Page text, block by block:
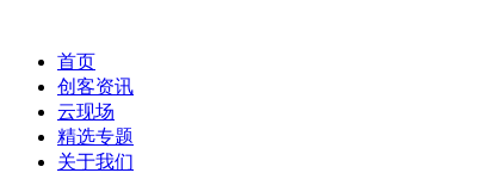
首页
创客资讯
云现场
精选专题
关于我们